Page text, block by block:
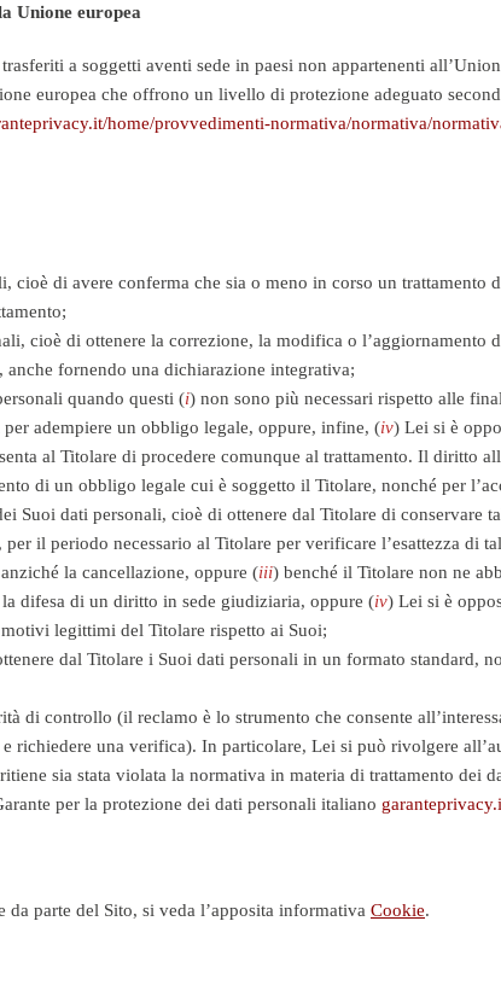
Unione europea
a soggetti aventi sede in paesi non appartenenti
europea che offrono un livello di protezione adeguato
home/provvedimenti-normativa/normativa/
cioè di avere conferma che sia o meno in corso un
cioè di ottenere la correzione, la modifica o
fornendo una dichiarazione integrativa;
quando questi (i) non sono più necessari rispetto alle
per adempiere un obbligo legale, oppure, infine, (iv) Lei si è
al Titolare di procedere comunque al trattamento. Il diritto
di un obbligo legale cui è soggetto il Titolare, nonché per
Suoi dati personali, cioè di ottenere dal Titolare di
per il periodo necessario al Titolare per verificare l’esattezza di
la cancellazione, oppure (iii) benché il Titolare non ne
la difesa di un diritto in sede giudiziaria, oppure (iv) Lei si è
legittimi del Titolare rispetto ai Suoi;
dal Titolare i Suoi dati personali in un formato standard,
di controllo (il reclamo è lo strumento che consente
richiedere una verifica). In particolare, Lei si può rivolgere
sia stata violata la normativa in materia di trattamento dei
per la protezione dei dati personali italiano
parte del Sito, si veda l’apposita informativa Cookie.